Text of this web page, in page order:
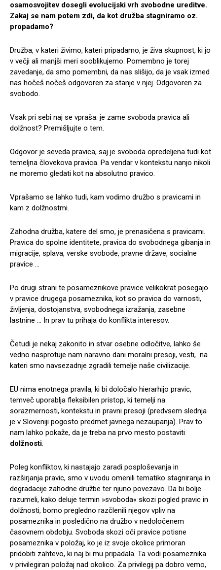
osamosvojitev dosegli evolucijski vrh svobodne ureditve.
Zakaj se nam potem zdi, da kot družba stagniramo oz.
propadamo?
Družba, v kateri živimo, kateri pripadamo, je živa skupnost, ki jo
v večji ali manjši meri sooblikujemo. Pomembno je torej
zavedanje, da smo pomembni, da nas slišijo, da je vsak izmed
nas hočeš nočeš odgovoren za stanje v njej. Odgovoren za
svobodo.
Vsak pri sebi naj se vpraša: je zame svoboda pravica ali
dolžnost? Premišljujte o tem.
Odgovor je seveda pravica, saj je svoboda opredeljena tudi kot
temeljna človekova pravica. Pa vendar v kontekstu nanjo nikoli
ne moremo gledati kot na absolutno pravico.
Vprašamo se lahko tudi, kam vodimo družbo s pravicami in
kam z dolžnostmi.
Zahodna družba, katere del smo, je prenasičena s pravicami.
Pravica do spolne identitete, pravica do svobodnega gibanja in
migracije, splava, verske svobode, pravne države, socialne
pravice …
Po drugi strani te posameznikove pravice velikokrat posegajo
v pravice drugega posameznika, kot so pravica do varnosti,
življenja, dostojanstva, svobodnega izražanja, zasebne
lastnine … In prav tu prihaja do konflikta interesov.
Četudi je nekaj zakonito in stvar osebne odločitve, lahko še
vedno nasprotuje nam naravno dani moralni presoji, vesti, na
kateri smo navsezadnje zgradili temelje naše civilizacije.
EU nima enotnega pravila, ki bi določalo hierarhijo pravic,
temveč uporablja fleksibilen pristop, ki temelji na
sorazmernosti, kontekstu in pravni presoji (predvsem slednja
je v Sloveniji pogosto predmet javnega nezaupanja). Prav to
nam lahko pokaže, da je treba na prvo mesto postaviti
dolžnosti.
Poleg konfliktov, ki nastajajo zaradi posploševanja in
razširjanja pravic, smo v uvodu omenili tematiko stagniranja in
degradacije zahodne družbe ter njuno povezavo. Da bi bolje
razumeli, kako deluje termin »svoboda« skozi pogled pravic in
dolžnosti, bomo pregledno razčlenili njegov vpliv na
posameznika in posledično na družbo v nedoločenem
časovnem obdobju. Svoboda skozi oči pravice potisne
posameznika v položaj, ko je iz svoje okolice primoran
pridobiti zahtevo, ki naj bi mu pripadala. Ta vodi posameznika
v privilegiran položaj nad okolico. Za privilegij pa dobro vemo,